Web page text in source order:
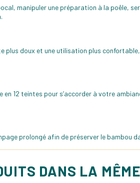
manipuler une préparation à la poêle,
plus doux et une utilisation plus
12 teintes pour s’accorder à votre
prolongé afin de préserver le bambou
DANS LA